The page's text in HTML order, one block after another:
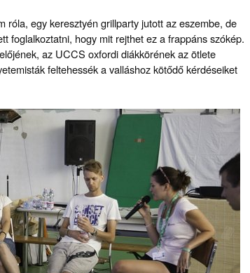
róla, egy keresztyén grillparty jutott az eszembe, de
foglalkoztatni, hogy mit rejthet ez a frappáns szókép.
az UCCS oxfordi diákkörének az ötlete
feltehessék a valláshoz kötődő kérdéseiket